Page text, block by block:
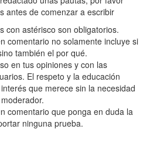
antes de comenzar a escribir
con astérisco son obligatorios.
comentario no solamente incluye si
también el por qué.
en tus opiniones y con las
El respeto y la educación
que merece sin la necesidad
comentario que ponga en duda la
ninguna prueba.